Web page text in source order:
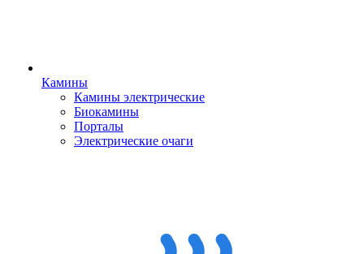
Камины
Камины электрические
Биокамины
Порталы
Электрические очаги